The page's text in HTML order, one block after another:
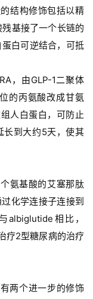
结构修饰包括以精
基接了一个长链的
白可逆结合，可抵
，由GLP-1二聚体
的丙氨酸改成甘氨
人白蛋白，可防止
到大约5天，使其
氨基酸的艾塞那肽
化学连接子连接到
albiglutide相比，
疗2型糖尿病的治疗
两个进一步的修饰